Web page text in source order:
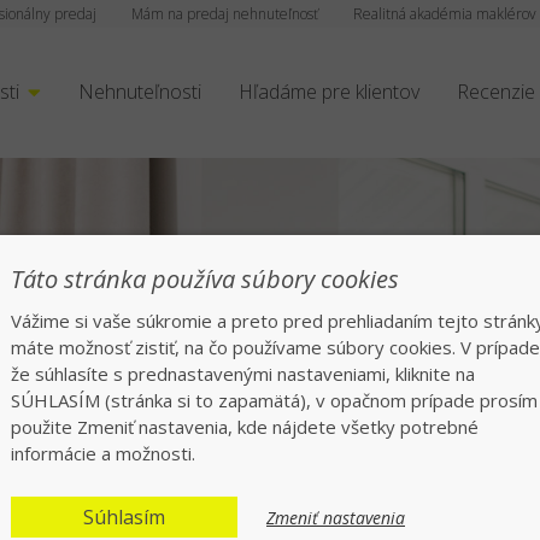
Realitná akadémia maklérov
Mám na predaj nehnuteľnosť
predaj
Nehnuteľnosti Hľadáme pre klientov Recenzie
v
spokojných klientov po celom
Táto stránka používa súbory cookies
Vážime si vaše súkromie a preto pred prehliadaním tejto
máte možnosť zistiť, na čo používame súbory cookies. V
že súhlasíte s prednastavenými nastaveniami, kliknite na
SÚHLASÍM (stránka si to zapamätá), v opačnom prípade prosím
použite Zmeniť nastavenia, kde nájdete všetky potrebné
informácie a možnosti.
Súhlasím Zmeniť nastavenia